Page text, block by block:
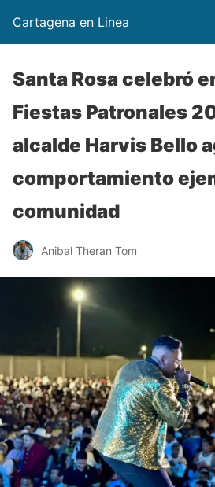
Cartagena en Linea
Santa Rosa celebró
Fiestas Patronales
alcalde Harvis Bello
comportamiento
comunidad
Anibal Theran Tom